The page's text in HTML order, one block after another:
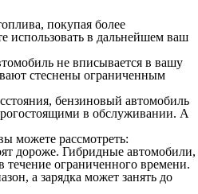
покупая более
использовать в дальнейшем ваш
не вписывается в вашу
стеснены ограниченным
бензиновый автомобиль
в обслуживании. А
можете рассмотреть:
дороже. Гибридные автомобили,
течение ограниченного времени.
а зарядка может занять до